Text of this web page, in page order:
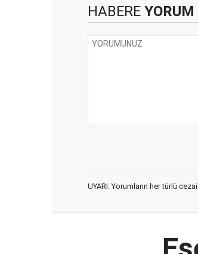
HABERE
UYARI: Yorumların her türlü